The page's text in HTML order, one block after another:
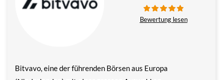
Bitvavo, eine der führenden Börsen aus Europa
Bewertung lesen